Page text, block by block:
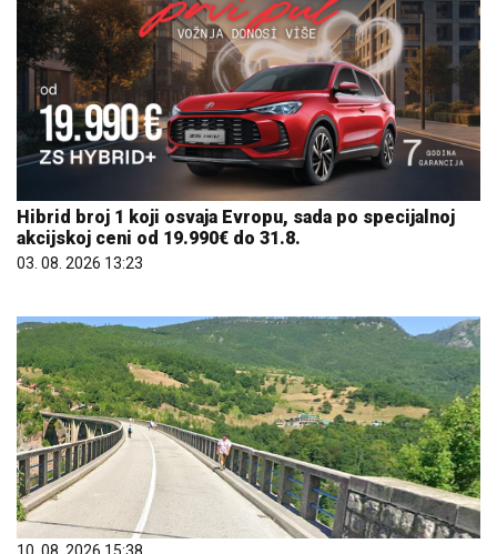
Hibrid broj 1 koji osvaja Evropu, sada po specijalnoj
akcijskoj ceni od 19.990€ do 31.8.
03. 08. 2026 13:23